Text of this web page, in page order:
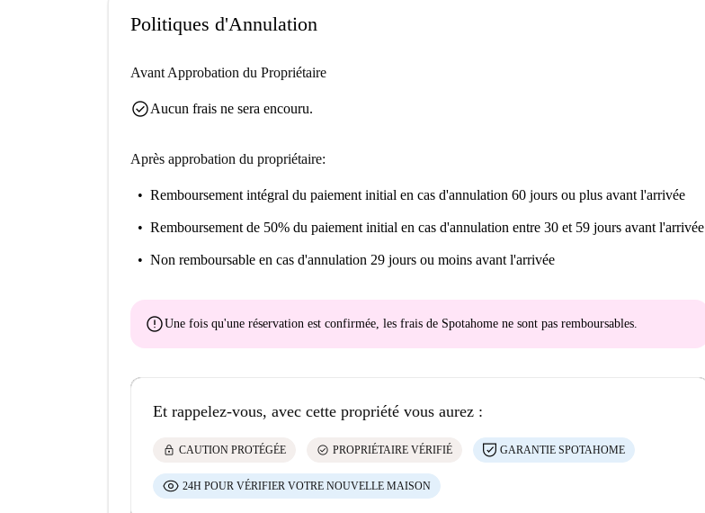
Politiques d'Annulation
Avant Approbation du Propriétaire
check_circleAucun frais ne sera encouru.
Après approbation du propriétaire:
Remboursement intégral du paiement initial en cas d'annulation 60 jours ou plus avant l'arrivée
Remboursement de 50% du paiement initial en cas d'annulation entre 30 et 59 jours avant l'arrivée
Non remboursable en cas d'annulation 29 jours ou moins avant l'arrivée
errorUne fois qu'une réservation est confirmée, les frais de Spotahome ne sont pas remboursables.
Et rappelez-vous, avec cette propriété vous aurez :
lock CAUTION PROTÉGÉE check_circle PROPRIÉTAIRE VÉRIFIÉ GARANTIE SPOTAHOME
24H POUR VÉRIFIER VOTRE NOUVELLE MAISON